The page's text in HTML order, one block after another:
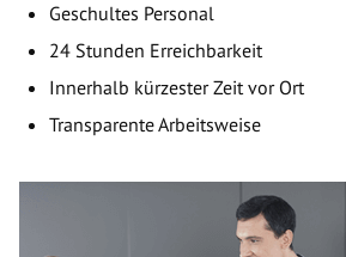
Geschultes Personal
24 Stunden Erreichbarkeit
Innerhalb kürzester Zeit vor Ort
Transparente Arbeitsweise